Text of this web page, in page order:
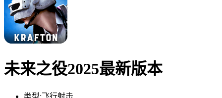
未来之役2025最新版本
类型:飞行射击